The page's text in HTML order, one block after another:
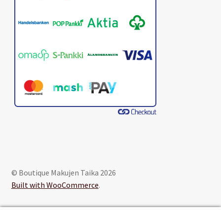
© Boutique Makujen Taika 2026
Built with WooCommerce.